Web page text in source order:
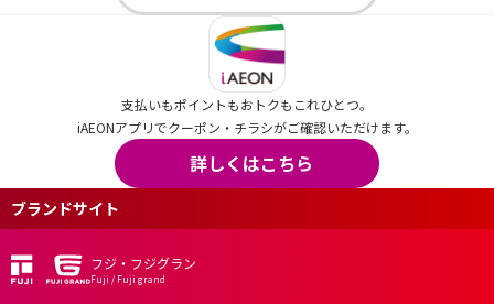
支払いもポイントもおトクもこれひとつ。
iAEONアプリでクーポン・チラシがご確認いただけます。
詳しくはこちら
ブランドサイト
フジ・フジグラン
Fuji / Fuji grand